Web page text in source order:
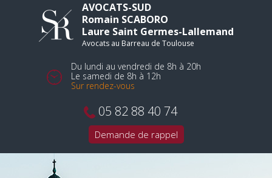
AVOCATS-SUD
Romain SCABORO
Laure Saint Germes-Lallemand
Avocats au Barreau de Toulouse
Du lundi au vendredi de 8h à 20h
Le samedi de 8h à 12h
Sur rendez-vous
05 82 88 40 74
Demande de rappel